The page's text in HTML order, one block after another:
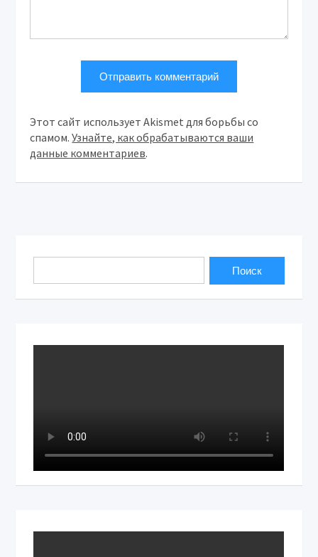
Этот сайт использует Akismet для борьбы со
спамом.Узнайте, как обрабатываются ваши
данные комментариев.